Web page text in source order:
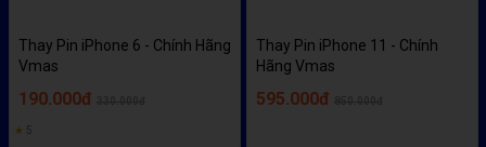
Thay Pin iPhone 6 - Chính Hãng
Vmas
190.000đ
★ 5
Thay Pin iPhone 11 - Chính
Hãng Vmas
595.000đ